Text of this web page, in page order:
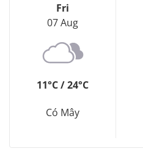
Fri
07 Aug
11°C / 24°C
Có Mây